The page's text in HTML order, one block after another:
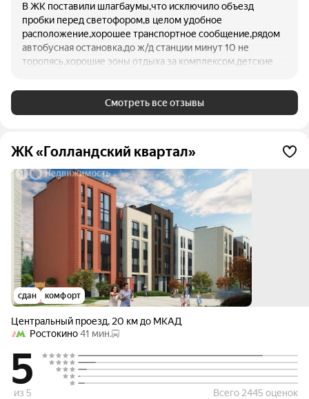
В ЖК поставили шлагбаумы,что исключило объезд
пробки перед светофором,в целом удобное
расположение,хорошее транспортное сообщение,рядом
автобусная остановка,до ж/д станции минут 10 не
торопясь,хорошие зоны отдыха за комплексом,детские
ухоженная лужайка для шашлыков, речка,утки-в общем и
целом красота,из плохого большая слышимость в
квартирах,плохо с парковками по
ветра между домами в основном всегда, пожалуй самый
большой минус- это вода из под крана,мало того что
очень жёсткая,так ещё при каких либо перебоях (работы
насосов и тд.)идёт мутная вода как из рядом
протекающей речки,слить её не получается как после
выключения воды,(т.е. после 5 минут повёрнутой ручки
крана, прозрачной воды вы так и неувидете)
Смотреть все отзывы
ЖК «Голландский квартал»
сдан комфорт
Центральный проезд, 20 км до МКАД
Ростокино41 мин.
5
из 5 Всего 2445 оценок